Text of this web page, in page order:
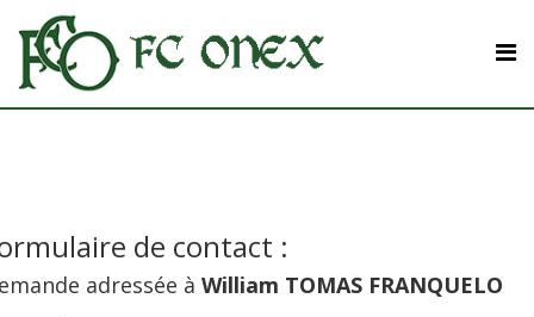
de contact :
adressée à William TOMAS FRANQUELO